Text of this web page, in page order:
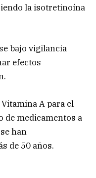
la isotretinoína
bajo vigilancia
efectos
A para el
de medicamentos a
han
de 50 años.